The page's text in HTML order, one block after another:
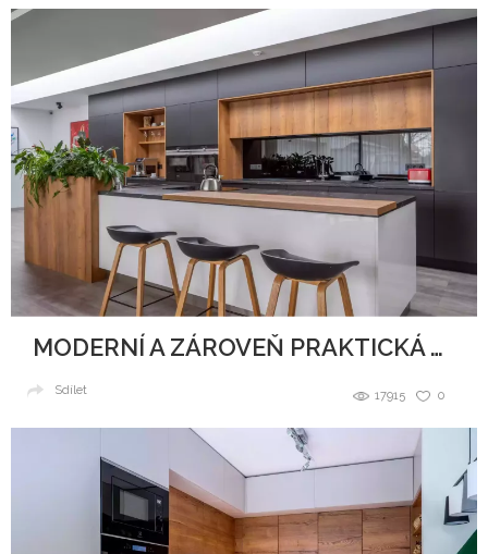
MODERNÍ A ZÁROVEŇ PRAKTICKÁ KUCHYNĚ
0
17915
Sdílet